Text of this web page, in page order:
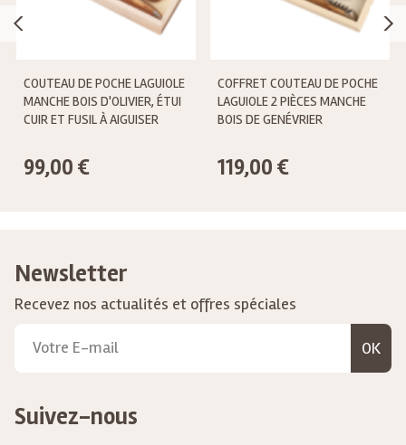
COUTEAU DE POCHE LAGUIOLE
MANCHE BOIS D'OLIVIER, ÉTUI
CUIR ET FUSIL À AIGUISER
99,00 €
COFFRET COUTEAU DE POCHE
LAGUIOLE 2 PIÈCES MANCHE
BOIS DE GENÉVRIER
119,00 €
Newsletter
Recevez nos actualités et offres spéciales
OK
Suivez-nous